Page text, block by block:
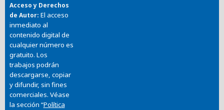
Acceso y Derechos
de Autor El acceso
inmediato al
contenido digital de
cualquier número es
gratuito. Los
trabajos podrán
descargarse, copiar
y difundir, sin fines
comerciales. Véase
la sección “Política